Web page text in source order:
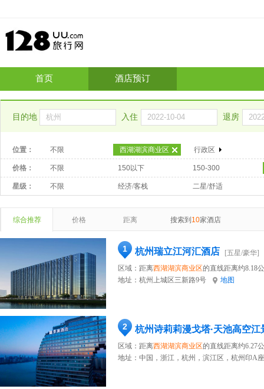
首页 酒店预订
目的地 入住 退房
位置： 不限 西湖湖滨商业区 行政区
价格： 不限 150以下 150-300
星级： 不限 经济/客栈 二星/舒适
综合推荐 价格 距离 搜索到 10家酒店
1 杭州瑞立江河汇酒店
[五星/豪华]
区域：距离西湖湖滨商业区的直线距离约8.18
地址： 杭州上城区三新路9号 地图
2 杭州诗莉莉漫戈塔·天池高空江
区域：距离西湖湖滨商业区的直线距离约6.27
地址： 中国，浙江，杭州，滨江区，杭州印A